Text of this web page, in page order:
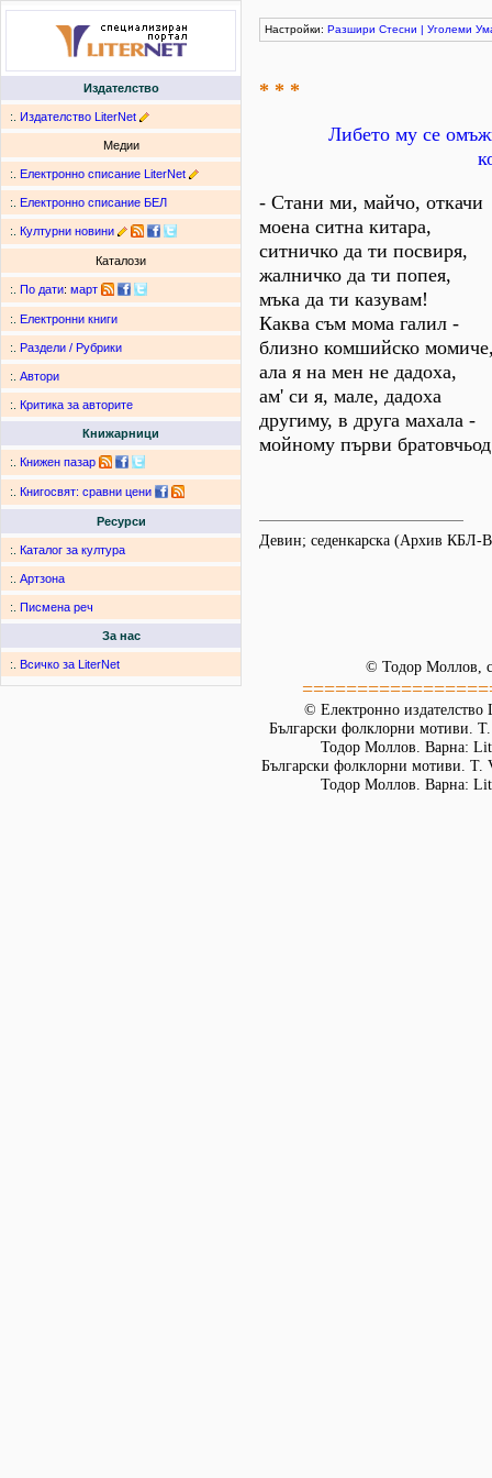
Издателство
:. Издателство LiterNet
Медии
:. Електронно списание LiterNet
:. Електронно списание БЕЛ
:. Културни новини
Каталози
:. По дати: март
:. Електронни книги
:. Раздели / Рубрики
:. Автори
:. Критика за авторите
Книжарници
:. Книжен пазар
:. Книгосвят: сравни цени
Ресурси
:. Каталог за култура
:. Артзона
:. Писмена реч
За нас
:. Всичко за LiterNet
Настройки: Разшири Стесни | Уголеми
* * *
Либето му се
- Стани ми, майчо, откачи
моена ситна китара,
ситничко да ти посвиря,
жалничко да ти попея,
мъка да ти казувам!
Каква съм мома галил -
близно комшийско
ала я на мен не дадоха,
ам' си я, мале, дадоха
другиму, в друга махала -
мойному първи
Девин; седенкарска (Архив КБЛ-
© Тодор Моллов,
© Електронно издателство
Български фолклорни мотиви.
Тодор Моллов. Варна:
Български фолклорни мотиви. Т.
Тодор Моллов. Варна: